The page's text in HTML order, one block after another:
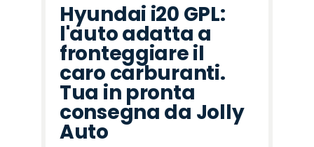
Hyundai i20 GPL:
l'auto adatta a
fronteggiare il
caro carburanti.
Tua in pronta
consegna da Jolly
Auto